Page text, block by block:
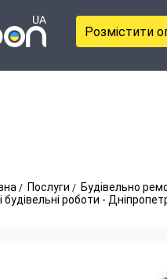
Розмістити
Послуги Будівельно
будівельні роботи -